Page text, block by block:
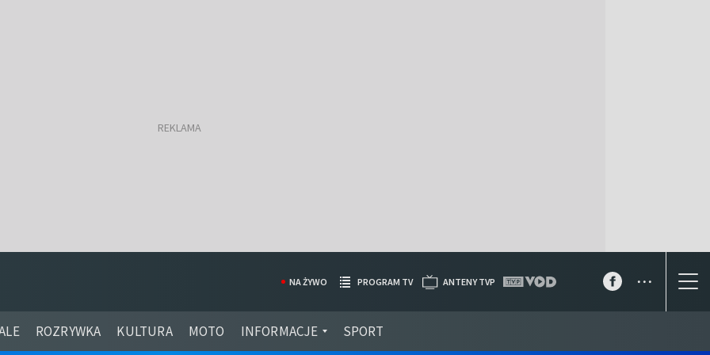
ROZRYWKA KULTURA MOTO INFORMACJE SPORT
NA ŻYWO PROGRAM TV ANTENY TVP ...